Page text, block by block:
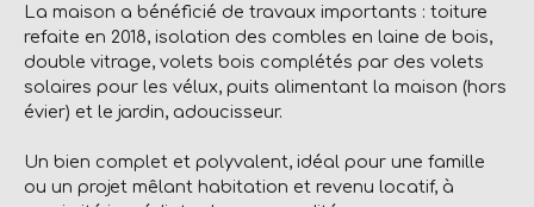
La maison a bénéficié de travaux importants : toiture
refaite en 2018, isolation des combles en laine de bois,
double vitrage, volets bois complétés par des volets
solaires pour les vélux, puits alimentant la maison (hors
évier) et le jardin, adoucisseur.
Un bien complet et polyvalent, idéal pour une famille
ou un projet mêlant habitation et revenu locatif, à